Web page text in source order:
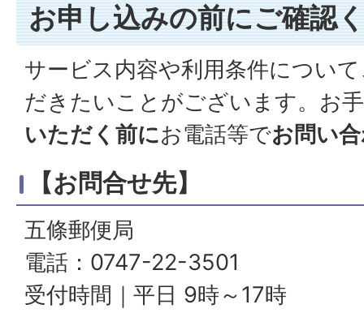
お申し込みの前にご確認
サービス内容や利用条件につい
だきたいことがございます。お
いただく前にお電話等でお問い
【お問合せ先】
五條郵便局
電話：0747-22-3501
受付時間｜平日 9時～17時